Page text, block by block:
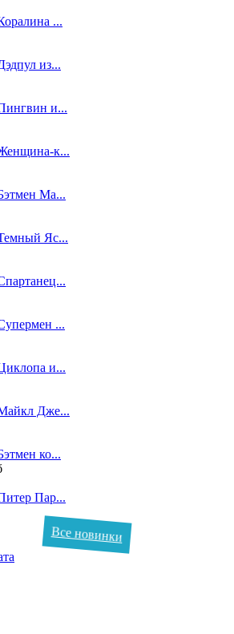
...
из...
и...
к...
Ма...
Яс...
...
и...
Дже...
ко...
Пар...
Все новинки